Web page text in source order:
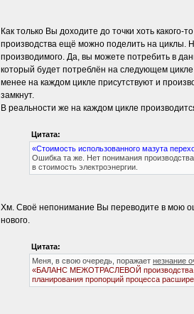
Как только Вы доходите до точки хоть
производства ещё можно поделить на циклы.
производимого. Да, вы можете потребить в
который будет потреблён на следующем
менее на каждом цикле присутствуют и
замкнут.
В реальности же на каждом цикле
Цитата:
«Стоимость использованного мазута
Ошибка та же. Нет понимания
в стоимость электроэнергии.
Хм. Своё непонимание Вы переводите в мою
нового.
Цитата:
Меня, в свою очередь, поражает незнание
«БАЛАНС МЕЖОТРАСЛЕВОЙ производства и
планирования пропорций процесса